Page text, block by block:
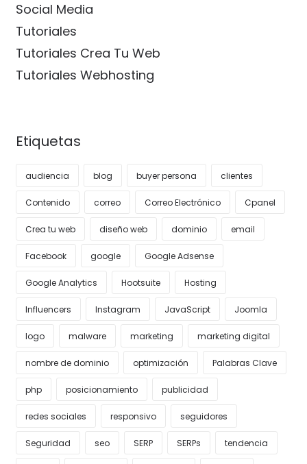
Social Media
Tutoriales
Tutoriales Crea Tu Web
Tutoriales Webhosting
Etiquetas
audiencia blog buyer persona clientes
Contenido correo Correo Electrónico Cpanel
Crea tu web diseño web dominio email
Facebook google Google Adsense
Google Analytics Hootsuite Hosting
Influencers Instagram JavaScript Joomla
logo malware marketing marketing digital
nombre de dominio optimización Palabras Clave
php posicionamiento publicidad
redes sociales responsivo seguidores
Seguridad seo SERP SERPs tendencia